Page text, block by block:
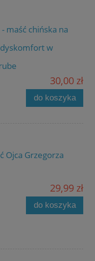
maść chińska na
w
30,00 zł
do koszyka
Ojca Grzegorza
29,99 zł
do koszyka